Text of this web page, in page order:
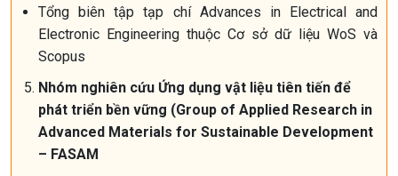
Tổng biên tập tạp chí Advances in Electrical and
Electronic Engineering thuộc Cơ sở dữ liệu WoS và
Scopus
Nhóm nghiên cứu Ứng dụng vật liệu tiên tiến để
phát triển bền vững (Group of Applied Research in
Advanced Materials for Sustainable Development
– FASAM